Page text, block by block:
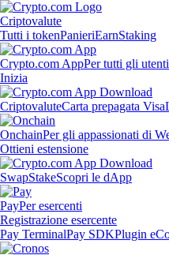
Criptovalute
Tutti i tokenPanieriEarnStaking
Crypto.com AppPer tutti gli utenti
Inizia
CriptovaluteCarta prepagata Visa
OnchainPer gli appassionati di
Ottieni estensione
SwapStakeScopri le dApp
PayPer esercenti
Registrazione esercente
Pay TerminalPay SDKPlugin